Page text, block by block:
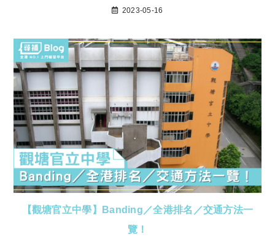
2023-05-16
【觀塘官立中學】Banding／全港排名／交通方法一
覽！